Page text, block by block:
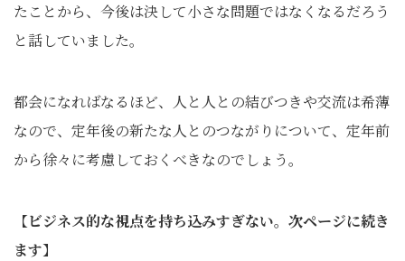
たことから、今後は決して小さな問題ではなくなるだろう
と話していました。
都会になればなるほど、人と人との結びつきや交流は希薄
なので、定年後の新たな人とのつながりについて、定年前
から徐々に考慮しておくべきなのでしょう。
【ビジネス的な視点を持ち込みすぎない。次ページに続き
ます】